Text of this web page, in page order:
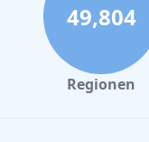
49,804
Regionen